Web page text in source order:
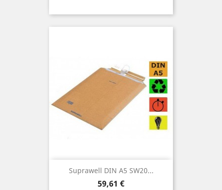
Suprawell DIN A5 SW20...
Preis
59,61 €